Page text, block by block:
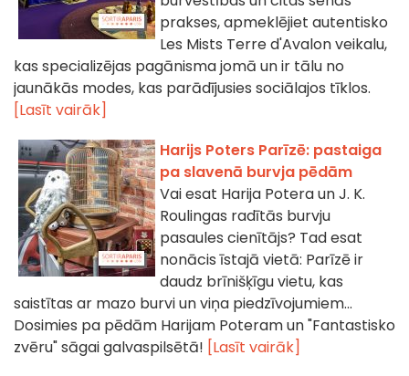
prakses, apmeklējiet autentisko
Les Mists Terre d'Avalon veikalu,
kas specializējas pagānisma jomā un ir tālu no
jaunākās modes, kas parādījusies sociālajos tīklos.
[Lasīt vairāk]
Harijs Poters Parīzē: pastaiga
pa slavenā burvja pēdām
Vai esat Harija Potera un J. K.
Roulingas radītās burvju
pasaules cienītājs? Tad esat
nonācis īstajā vietā: Parīzē ir
daudz brīnišķīgu vietu, kas
saistītas ar mazo burvi un viņa piedzīvojumiem...
Dosimies pa pēdām Harijam Poteram un "Fantastisko
zvēru" sāgai galvaspilsētā! [Lasīt vairāk]